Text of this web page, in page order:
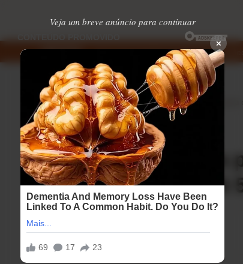
Veja um breve anúncio para continuar
×
EM ALTA
baixar: apps de namoro que permitem enviar fotos e vídeos
Home › Ajuda (FAQ) ›
Ajuda (FAQ) ⏱ 6 min de leitura
Quanto tempo leva
Motorola Moto G56